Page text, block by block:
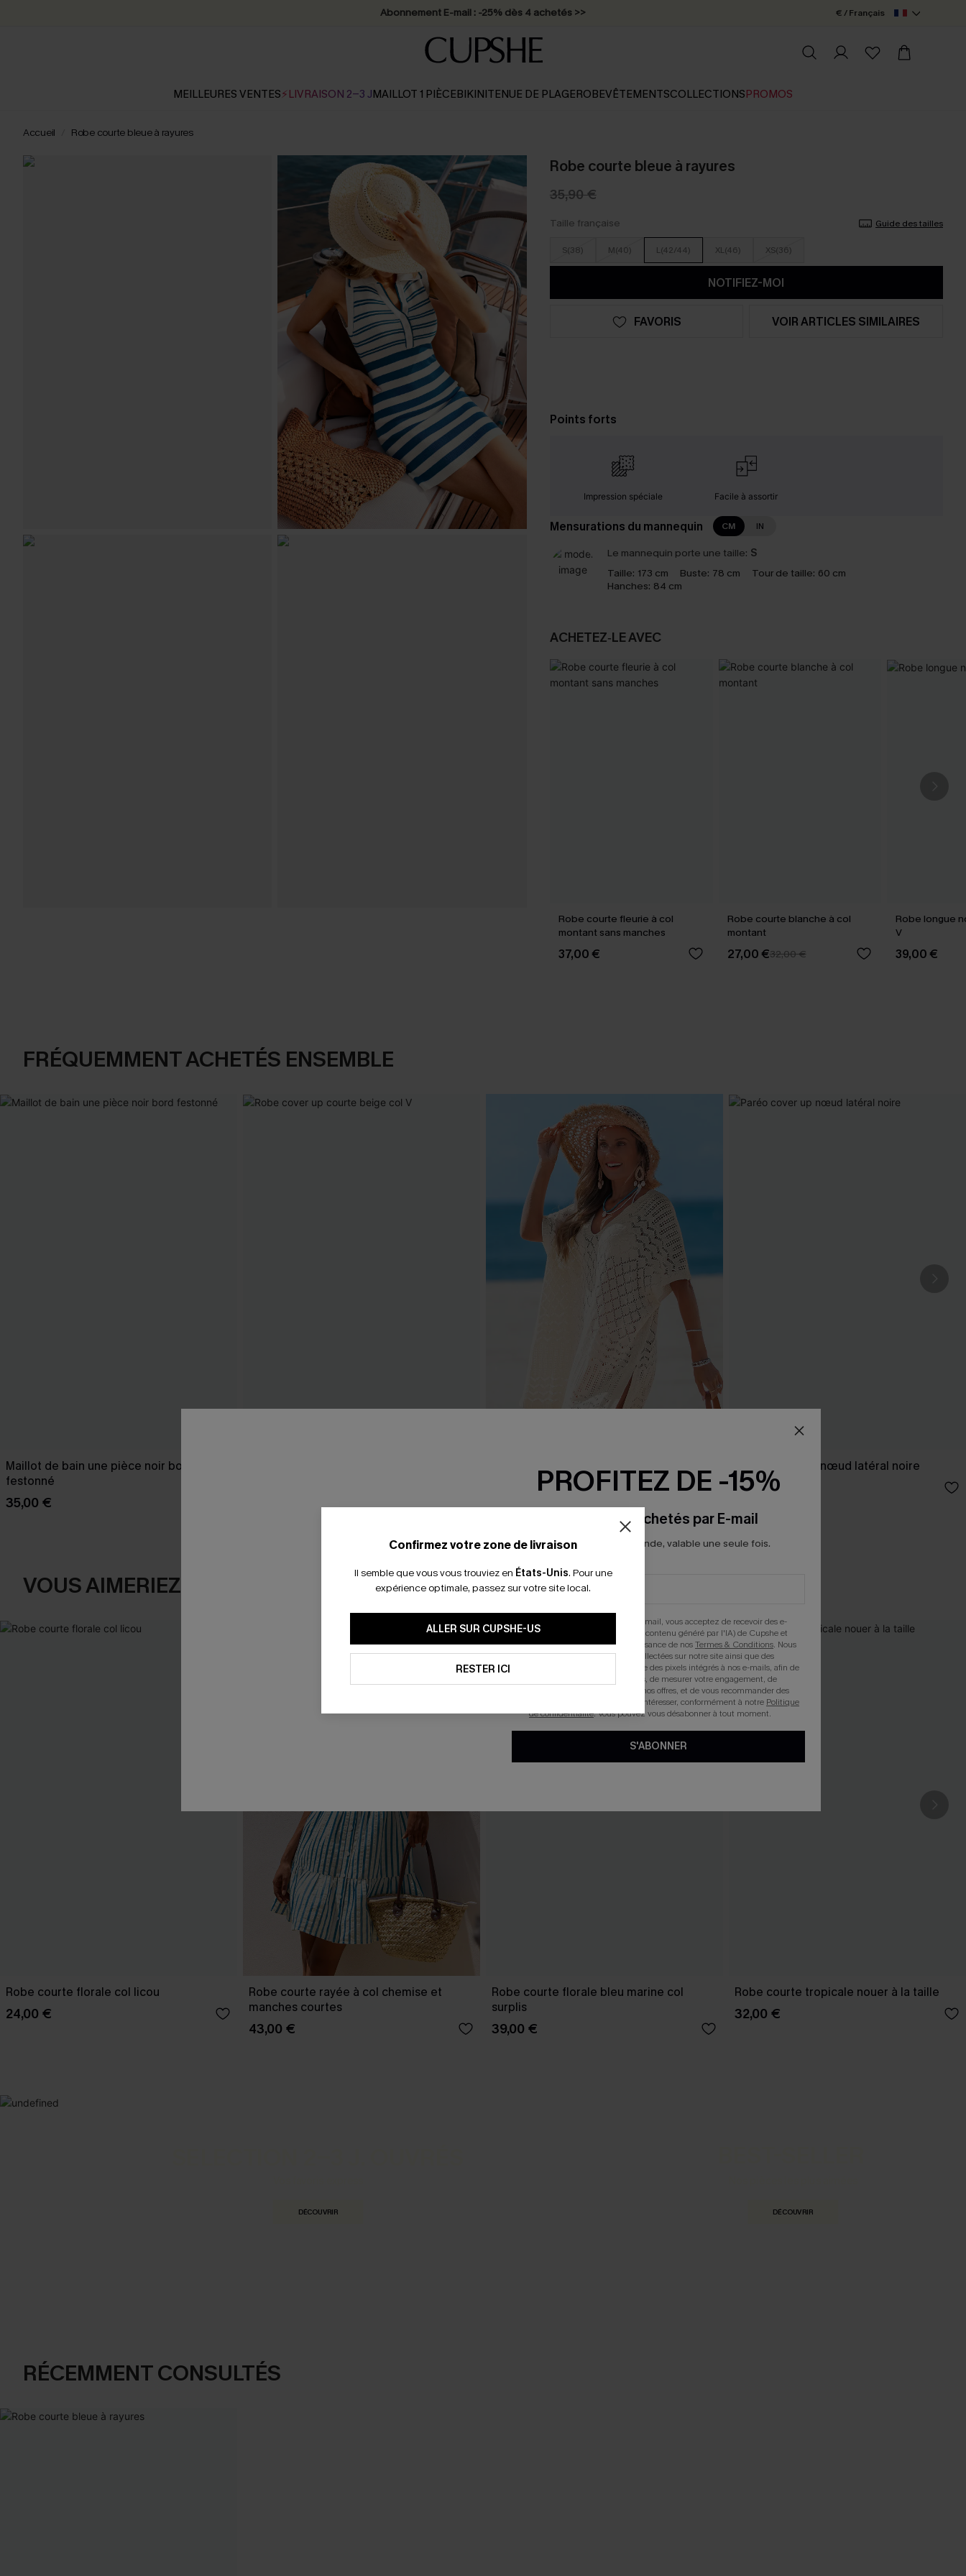
* Livraison éclair 2-3 jours ouvrés >> € / Français
MEILLEURES VENTES⚡LIVRAISON 2-3 JMAILLOT 1 PIÈCEBIKINITENUE DE PLAGEROBEVÊTEMENTSCOLLECTIONSPROMOS
Accueil Robe courte bleue à rayures
Robe courte bleue à rayures
35,90 €
Taille française Guide des tailles
S(38) M(40) L(42/44) XL(46) XS(36)
NOTIFIEZ-MOI
FAVORIS VOIR ARTICLES SIMILAIRES
Points forts
Impression spéciale Facile à assortir
Mensurations du mannequin CM IN
Le mannequin porte une taille: S
Taille: 173 cm Buste: 78 cm Tour de taille: 60 cm
Hanches: 84 cm
ACHETEZ‑LE AVEC
Robe courte fleurie à col
montant sans manches
37,00 €
Robe courte blanche à col
montant
27,00 €32,00 €
Robe longue
V
39,00 €
FRÉQUEMMENT ACHETÉS ENSEMBLE
Maillot de bain une pièce noir bord
festonné
35,00 €
32,00 €
Paréo cover up nœud latéral noire
22,00 €
VOUS AIMERIEZ AUSSI
Robe courte florale col licou
24,00 €
Robe courte rayée à col chemise et
manches courtes
43,00 €
Robe courte florale bleu marine col
surplis
39,00 €
Robe courte tropicale nouer à la taille
32,00 €
DÉCOUVRIR DÉCOUVRIR
RÉCEMMENT CONSULTÉS
Confirmez votre zone de livraison
Il semble que vous vous trouviez en États-Unis. Pour une
expérience optimale, passez sur votre site local.
ALLER SUR CUPSHE-US
RESTER ICI
PROFITEZ DE -15%
-15% dès 2 Achetés par E-mail
*Un code par commande, valable une seule fois.
En soumettant votre adresse e-mail, vous acceptez de recevoir des e-
mails marketing (y compris du contenu généré par l'IA) de Cupshe et
reconnaissez avoir pris connaissance de nosTermes & Conditions. Nous
pouvons utiliser les données collectées sur notre site ainsi que des
technologies de suivi, telles que des pixels intégrés à nos e-mails, afin de
savoir si ceux-ci ont été ouverts, de mesurer votre engagement, de
personnaliser nos contenus et nos offres, et de vous recommander des
produits susceptibles de vous intéresser, conformément à notre Politique
de confidentialité. Vous pouvez vous désabonner à tout moment.
S'ABONNER